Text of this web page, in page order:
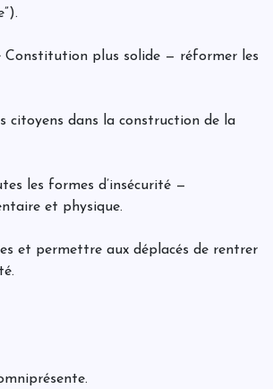
Constitution plus solide — réformer les
citoyens dans la construction de la
les formes d’insécurité —
et physique.
et permettre aux déplacés de rentrer